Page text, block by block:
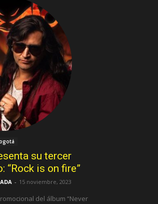
su tercer
“Rock is on fire”
- 15 noviembre, 2023
del álbum “Never